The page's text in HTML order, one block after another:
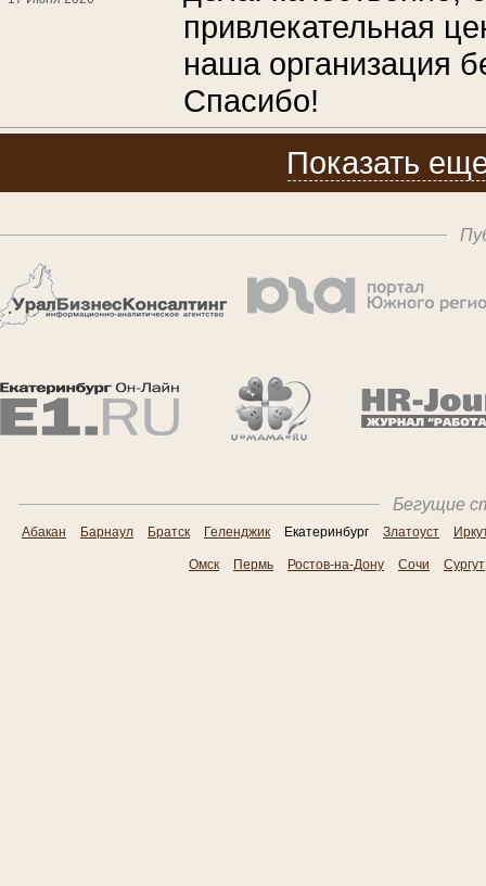
привлекательная
наша организация
Спасибо!
Показать
Бегущие
Абакан Барнаул Братск Геленджик Екатеринбург Златоуст
Омск Пермь Ростов-на-Дону Сочи Сургут